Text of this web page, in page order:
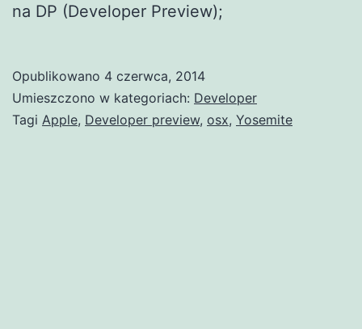
na DP (Developer Preview);
Opublikowano 4 czerwca, 2014
Umieszczono w kategoriach: Developer
Tagi Apple, Developer preview, osx, Yosemite